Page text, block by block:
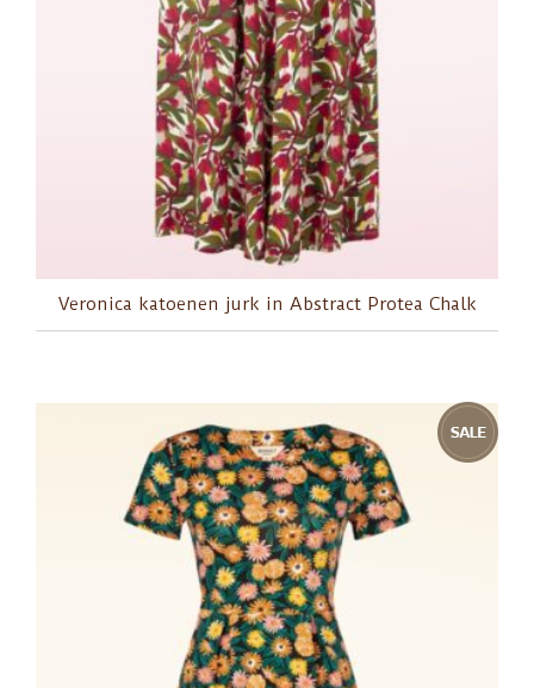
Veronica katoenen jurk in Abstract Protea Chalk